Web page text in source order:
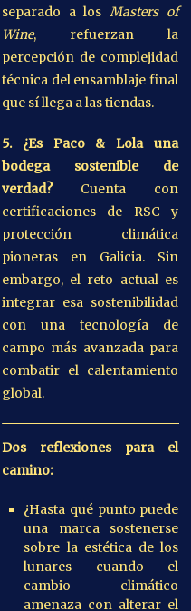
separado a los Masters of
Wine, refuerzan la
percepción de complejidad
técnica del ensamblaje final
que sí llega a las tiendas.
5. ¿Es Paco & Lola una
bodega sostenible de
verdad?Cuenta con
certificaciones de RSC y
protección climática
pioneras en Galicia. Sin
embargo, el reto actual es
integrar esa sostenibilidad
con una tecnología de
campo más avanzada para
combatir el calentamiento
global.
Dos reflexiones para el
camino:
¿Hasta qué punto puede
una marca sostenerse
sobre la estética de los
lunares cuando el
cambio climático
amenaza con alterar el